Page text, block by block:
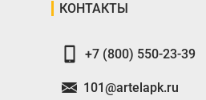
Плуги
КОНТАКТЫ
+7 (800) 550-23-39
101@artelapk.ru